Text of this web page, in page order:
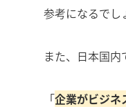
参考になるでし
また、日本国
「企業がビジネ